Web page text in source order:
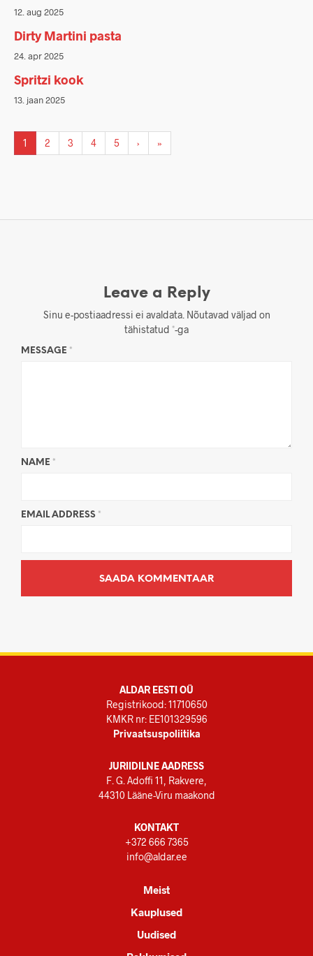
12. aug 2025
Dirty Martini pasta
24. apr 2025
Spritzi kook
13. jaan 2025
1 2 3 4 5 › »
Leave a Reply
Sinu e-postiaadressi ei avaldata. Nõutavad väljad on
tähistatud *-ga
MESSAGE *
NAME *
EMAIL ADDRESS *
ALDAR EESTI OÜ
Registrikood: 11710650
KMKR nr: EE101329596
Privaatsuspoliitika
JURIIDILNE AADRESS
F. G. Adoffi 11, Rakvere,
44310 Lääne-Viru maakond
KONTAKT
+372 666 7365
info@aldar.ee
Meist
Kauplused
Uudised